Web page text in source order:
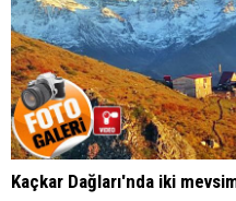
Kaçkar Dağları'nda iki